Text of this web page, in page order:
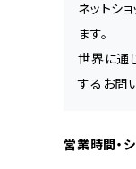
ネットシ
ます。
世界に通
するお問
営業時間・